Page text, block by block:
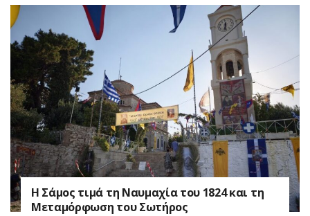
Η Σάμος τιμά τη Ναυμαχία του 1824 και τη
Μεταμόρφωση του Σωτήρος